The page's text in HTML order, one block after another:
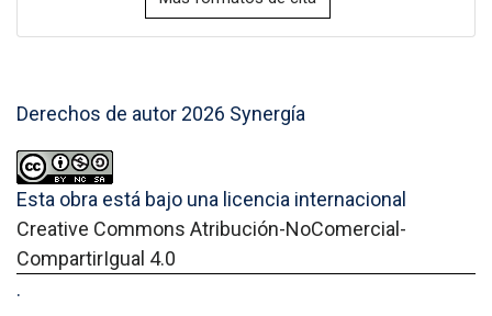
Derechos de autor 2026 Synergía
Esta obra está bajo una licencia internacional
Creative Commons Atribución-NoComercial-
CompartirIgual 4.0
.